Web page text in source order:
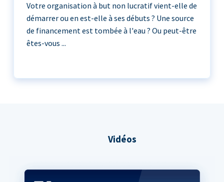
Votre organisation à but non lucratif vient-elle de
démarrer ou en est-elle à ses débuts ? Une source
de financement est tombée à l'eau ? Ou peut-être
êtes-vous ...
Vidéos